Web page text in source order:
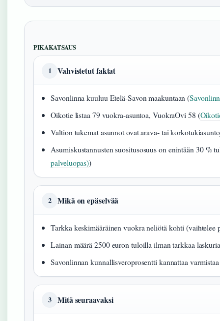
PIKAKATSAUS
1 Vahvistetut faktat
Savonlinna kuuluu Etelä-Savon maakuntaan (
Oikotie listaa 79 vuokra-asuntoa, VuokraOvi 58 (
Valtion tukemat asunnot ovat arava- tai
Asumiskustannusten suositusosuus on enintään 30 %
palveluopas))
2 Mikä on epäselvää
Tarkka keskimääräinen vuokra neliötä kohti (vaihtelee
Lainan määrä 2500 euron tuloilla ilman tarkkaa laskuria
Savonlinnan kunnallisveroprosentti kannattaa
3 Mitä seuraavaksi